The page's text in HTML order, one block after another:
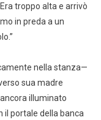
troppo alta e arrivò
in preda a un
nella stanza—
sua madre
illuminato
il portale della banca